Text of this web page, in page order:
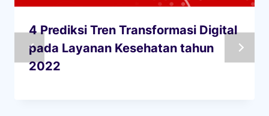
4 Prediksi Tren Transformasi Digital
pada Layanan Kesehatan tahun
2022